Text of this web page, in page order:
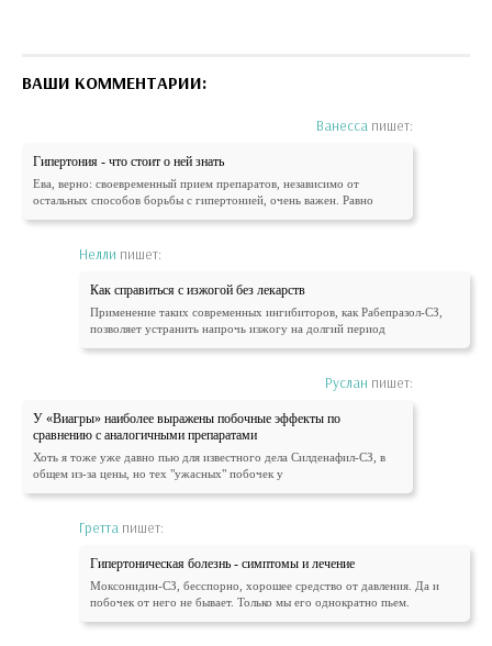
ВАШИ КОММЕНТАРИИ:
Ванесса пишет:
Гипертония - что стоит о ней знать
Ева, верно: своевременный прием препаратов, независимо от
остальных способов борьбы с гипертонией, очень важен. Равно
Нелли пишет:
Как справиться с изжогой без лекарств
Применение таких современных ингибиторов, как Рабепразол-СЗ,
позволяет устранить напрочь изжогу на долгий период
Руслан пишет:
У «Виагры» наиболее выражены побочные эффекты по
сравнению с аналогичными препаратами
Хоть я тоже уже давно пью для известного дела Силденафил-СЗ, в
общем из-за цены, но тех "ужасных" побочек у
Гретта пишет:
Гипертоническая болезнь - симптомы и лечение
Моксонидин-СЗ, бесспорно, хорошее средство от давления. Да и
побочек от него не бывает. Только мы его однократно пьем.